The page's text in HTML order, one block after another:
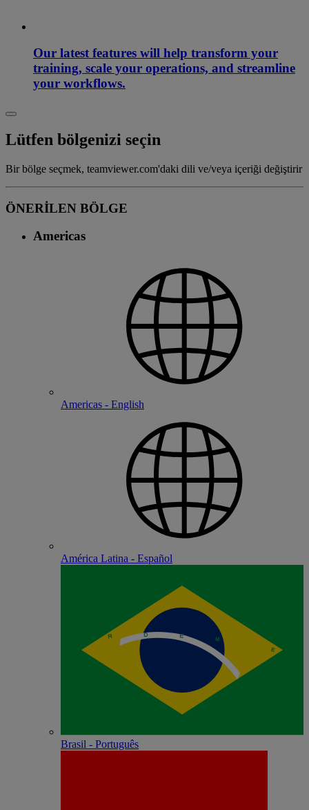
Our latest features will help transform your
training, scale your operations, and streamline
your workflows.
Lütfen bölgenizi seçin
Bir bölge seçmek, teamviewer.com'daki dili ve/veya içeriği değiştirir
ÖNERİLEN BÖLGE
Americas
Americas - English
América Latina - Español
Brasil - Português